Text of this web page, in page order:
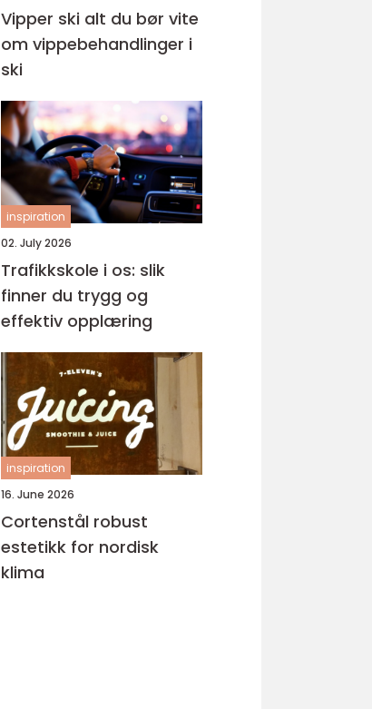
Vipper ski alt du bør vite
om vippebehandlinger i
ski
inspiration
02. July 2026
Trafikkskole i os: slik
finner du trygg og
effektiv opplæring
inspiration
16. June 2026
Cortenstål robust
estetikk for nordisk
klima